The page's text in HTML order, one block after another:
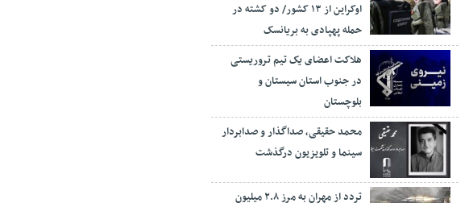
اوکراین از ۱۳ کشور/ دو کشته در
حمله پهپادی به بریانسک
هلاکت اعضای یک تیم تروریستی
در جنوب استان سیستان و
بلوچستان
محمد حقیقی، صداگذار و صدابردار
سینما و تلویزیون درگذشت
تردد از مهران به مرز ۲.۸ میلیون